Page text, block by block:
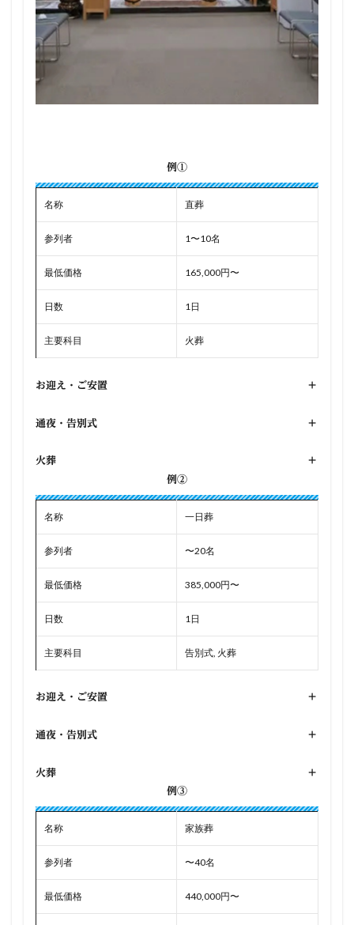
例①
名称 直葬
参列者 1〜10名
最低価格 165,000円〜
日数 1日
主要科目 火葬
お迎え・ご安置 +
通夜・告別式 +
火葬
+
例②
名称 一日葬
参列者 〜20名
最低価格 385,000円〜
日数 1日
主要科目 告別式, 火葬
お迎え・ご安置 +
通夜・告別式 +
火葬
+
例③
名称 家族葬
参列者 〜40名
最低価格 440,000円〜